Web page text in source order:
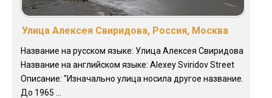
Улица Алексея Свиридова, Россия, Москва
Название на русском языке: Улица Алексея Свиридова
Название на английском языке: Alexey Sviridov Street
Описание: "Изначально улица носила другое название.
До 1965 ...